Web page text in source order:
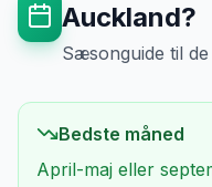
Auckland?
Sæsonguide til
Bedste måned
April-maj eller